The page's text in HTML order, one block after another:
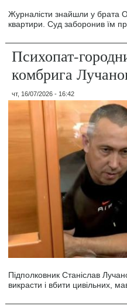
Журналісти знайшли у брата
квартири. Суд заборонив їм
Психопат-
комбрига
чт, 16/07/2026 - 16:42
Підполковник Станіслав
викрасти і вбити цивільних,